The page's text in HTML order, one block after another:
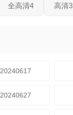
全高清4 高清3
20240617
20240627